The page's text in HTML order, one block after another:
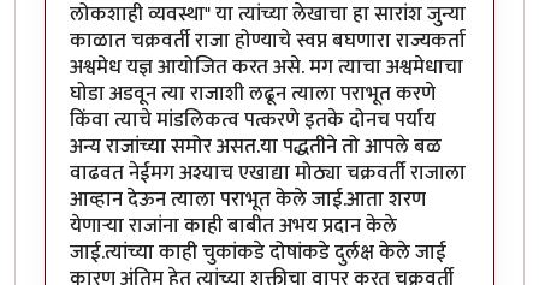
लोकशाही व्यवस्था" या त्यांच्या लेखाचा हा सारांश जुन्या
काळात चक्रवर्ती राजा होण्याचे स्वप्न बघणारा राज्यकर्ता
अश्वमेध यज्ञ आयोजित करत असे. मग त्याचा अश्वमेधाचा
घोडा अडवून त्या राजाशी लढून त्याला पराभूत करणे
किंवा त्याचे मांडलिकत्व पत्करणे इतके दोनच पर्याय
अन्य राजांच्या समोर असत.या पद्धतीने तो आपले बळ
वाढवत नेईमग अश्याच एखाद्या मोठ्या चक्रवर्ती राजाला
आव्हान देऊन त्याला पराभूत केले जाई.आता शरण
येणाऱ्या राजांना काही बाबीत अभय प्रदान केले
जाई.त्यांच्या काही चुकांकडे दोषांकडे दुर्लक्ष केले जाई